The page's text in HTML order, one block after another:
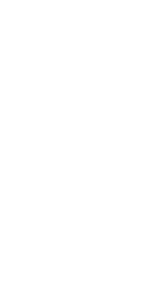
※【ボト
裾上げ料
備考欄に
1本5,999
出荷まで
尚、裾上
一部、お
端なデザ
※【返品
返品交換
下着(肌